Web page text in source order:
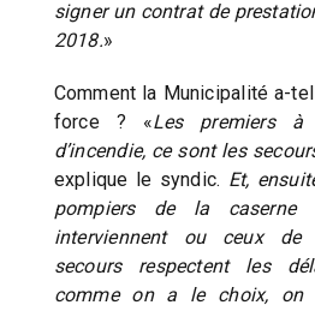
signer un contrat de
2018.»
Comment la Municipalité a-
force ? «Les premiers à
d’incendie, ce sont les
explique le syndic. Et,
pompiers de la caserne
interviennent ou ceux de
secours respectent les
comme on a le choix, on